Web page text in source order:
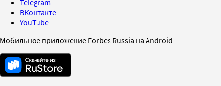
Telegram
ВКонтакте
YouTube
Мобильное приложение Forbes Russia на Android